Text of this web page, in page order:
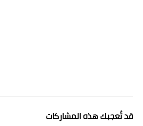
قد تُعجبك هذه المشاركات